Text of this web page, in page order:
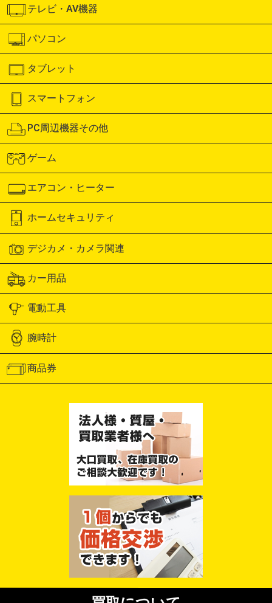
テレビ・AV機器
パソコン
タブレット
スマートフォン
PC周辺機器その他
ゲーム
エアコン・ヒーター
ホームセキュリティ
デジカメ・カメラ関連
カー用品
電動工具
腕時計
商品券